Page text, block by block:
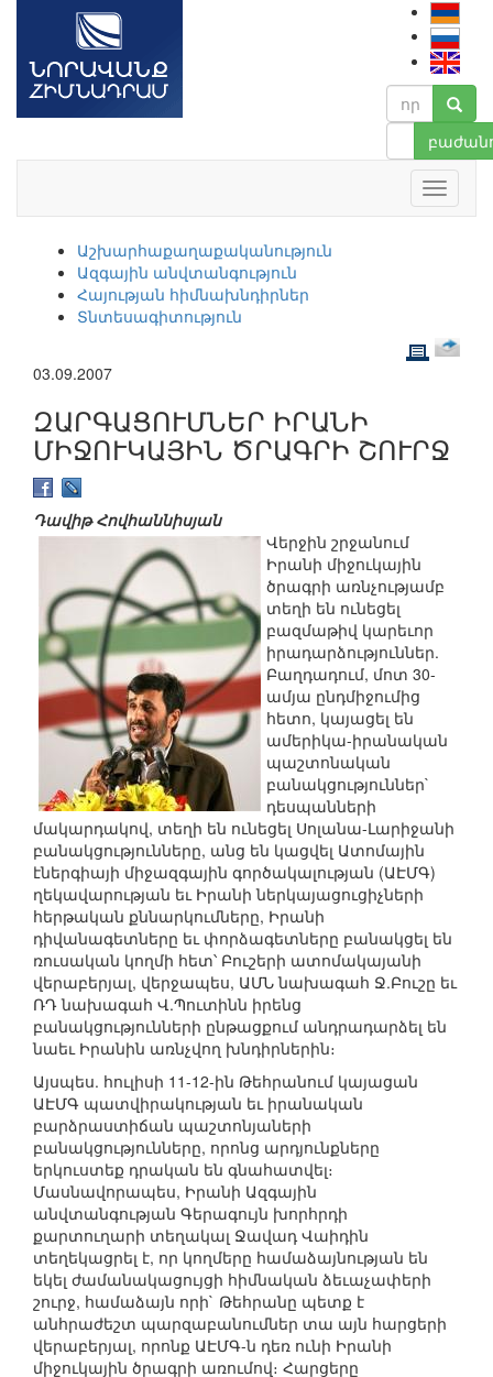
Աշխարհաքաղաքականություն
Ազգային անվտանգություն
Հայության հիմնախնդիրներ
Տնտեսագիտություն
03.09.2007
ԶԱՐԳԱՑՈՒՄՆԵՐ ԻՐԱՆԻ
ՄԻՋՈՒԿԱՅԻՆ ԾՐԱԳՐԻ ՇՈՒՐՋ
Դավիթ Հովհաննիսյան
Վերջին շրջանում
Իրանի միջուկային
ծրագրի առնչությամբ
տեղի են ունեցել
բազմաթիվ կարեւոր
իրադարձություններ.
Բաղդադում, մոտ 30-
ամյա ընդմիջումից
հետո, կայացել են
ամերիկա-իրանական
պաշտոնական
բանակցություններ`
դեսպանների
մակարդակով, տեղի են ունեցել Սոլանա-Լարիջանի
բանակցությունները, անց են կացվել Ատոմային
էներգիայի միջազգային գործակալության (ԱԷՄԳ)
ղեկավարության եւ Իրանի ներկայացուցիչների
հերթական քննարկումները, Իրանի
դիվանագետները եւ փորձագետները բանակցել են
ռուսական կողմի հետ՝ Բուշերի ատոմակայանի
վերաբերյալ, վերջապես, ԱՄՆ նախագահ Ջ.Բուշը եւ
ՌԴ նախագահ Վ.Պուտինն իրենց
բանակցությունների ընթացքում անդրադարձել են
նաեւ Իրանին առնչվող խնդիրներին։
Այսպես. հուլիսի 11-12-ին Թեհրանում կայացան
ԱԷՄԳ պատվիրակության եւ իրանական
բարձրաստիճան պաշտոնյաների
բանակցությունները, որոնց արդյունքները
երկուստեք դրական են գնահատվել։
Մասնավորապես, Իրանի Ազգային
անվտանգության Գերագույն խորհրդի
քարտուղարի տեղակալ Ջավադ Վաիդին
տեղեկացրել է, որ կողմերը համաձայնության են
եկել ժամանակացույցի հիմնական ձեւաչափերի
շուրջ, համաձայն որի` Թեհրանը պետք է
անհրաժեշտ պարզաբանումներ տա այն հարցերի
վերաբերյալ, որոնք ԱԷՄԳ-ն դեռ ունի Իրանի
միջուկային ծրագրի առումով։ Հարցերը